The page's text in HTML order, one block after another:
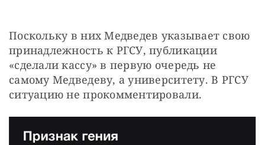
Поскольку в них Медведев указывает свою
принадлежность к РГСУ, публикации
«сделали кассу» в первую очередь не
самому Медведеву, а университету. В РГСУ
ситуацию не прокомментировали.